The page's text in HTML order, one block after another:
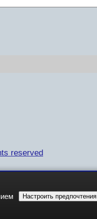
reserved
Настроить предпочтения